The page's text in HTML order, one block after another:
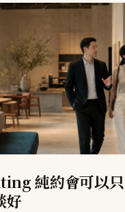
純約會可以
好